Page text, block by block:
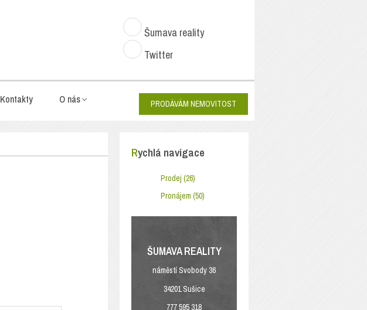
Šumava reality
Twitter
Kontakty O nás PRODÁVÁM NEMOVITOST
Rychlá navigace
Prodej (26)
Pronájem (50)
ŠUMAVA REALITY
náměstí Svobody 36
34201 Sušice
777 595 318